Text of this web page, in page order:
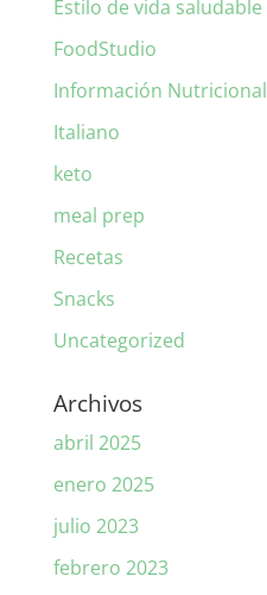
Estilo de vida saludable
FoodStudio
Información Nutricional
Italiano
keto
meal prep
Recetas
Snacks
Uncategorized
Archivos
abril 2025
enero 2025
julio 2023
febrero 2023